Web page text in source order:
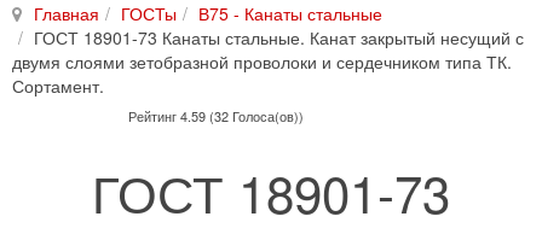
Главная ГОСТы
В75 - Канаты стальные
ГОСТ 18901-73 Канаты стальные. Канат закрытый несущий с
двумя слоями зетобразной проволоки и сердечником типа ТК.
Сортамент.
Рейтинг 4.59 (32 Голоса(ов))
ГОСТ 18901-73